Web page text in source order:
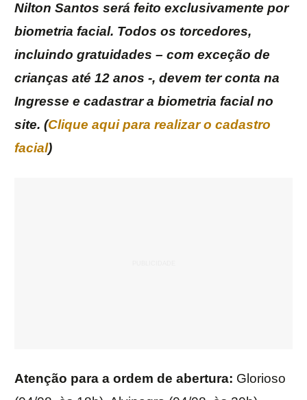
Nilton Santos será feito exclusivamente por
biometria facial. Todos os torcedores,
incluindo gratuidades – com exceção de
crianças até 12 anos -, devem ter conta na
Ingresse e cadastrar a biometria facial no
site. (Clique aqui para realizar o cadastro
facial)
Atenção para a ordem de abertura: Glorioso